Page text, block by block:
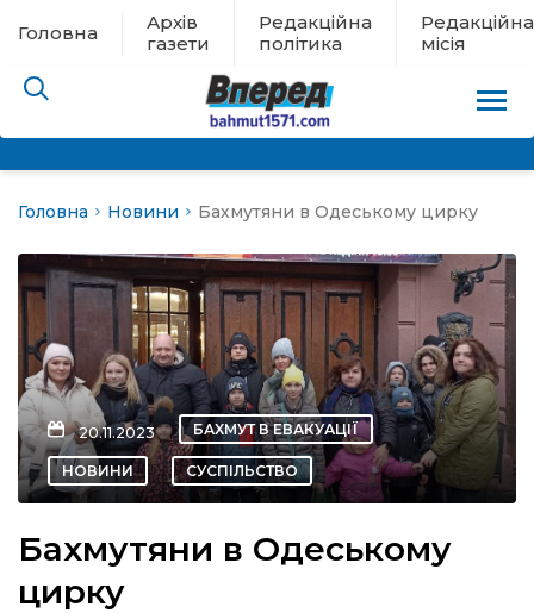
Головна
Архів
газети
Редакційна
політика
Редакційна
місія
евакуації
новини
Головна Новини Бахмутяни в Одеському цирку
20.11.2023 БАХМУТ В ЕВАКУАЦІЇ
НОВИНИ СУСПІЛЬСТВО
Бахмутяни в Одеському
цирку